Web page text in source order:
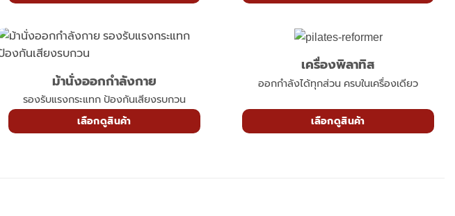
ม้านั่งออกกำลังกาย
รองรับแรงกระแทก ป้องกันเสียงรบกวน
เลือกดูสินค้า
เครื่องพิลาทิส
ออกกำลังได้ทุกส่วน ครบในเครื่องเดียว
เลือกดูสินค้า